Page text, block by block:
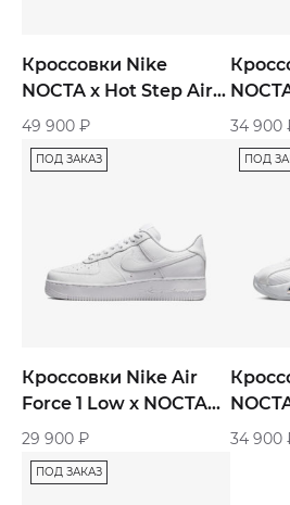
Кроссовки Nike
NOCTA x Hot Step Air
Terra 2 «Orange»
49 900 ₽ 34 900
ПОД ЗАКАЗ
Кроссовки Nike Air
Force 1 Low x NOCTA
«Certified Lover Boy»
29 900 ₽
ПОД
34 900
ПОД ЗАКАЗ